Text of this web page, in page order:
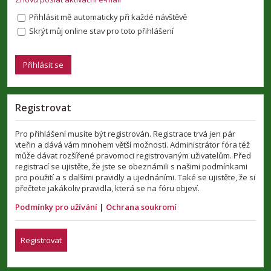
Přihlásit mě automaticky při každé návštěvě
Skrýt můj online stav pro toto přihlášení
Registrovat
Pro přihlášení musíte být registrován. Registrace trvá jen pár
vteřin a dává vám mnohem větší možnosti. Administrátor fóra též
může dávat rozšířené pravomoci registrovaným uživatelům. Před
registrací se ujistěte, že jste se obeznámili s našimi podmínkami
pro použití a s dalšími pravidly a ujednáními. Také se ujistěte, že si
přečtete jakákoliv pravidla, která se na fóru objeví.
Podmínky pro užívání | Ochrana soukromí
Registrovat